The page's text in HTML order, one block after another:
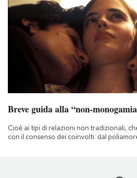
Breve guida alla “non-
Cioè ai tipi di relazioni non tradizionali,
con il consenso dei coinvolti: dal